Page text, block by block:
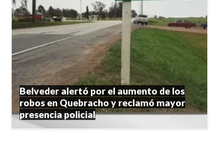
Belveder alertó por el aumento de los
robos en Quebracho y reclamó mayor
presencia policial